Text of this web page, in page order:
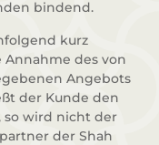
bindend.
kurz
Annahme des von
Angebots
der Kunde den
so wird nicht der
der Shah